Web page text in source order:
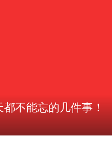
不能忘的几件事！